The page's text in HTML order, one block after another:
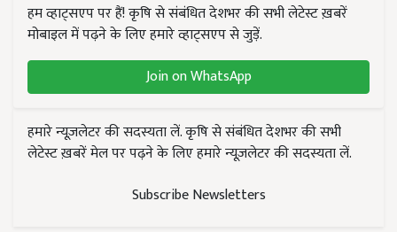
हम व्हाट्सएप पर हैं! कृषि से संबंधित देशभर की सभी लेटेस्ट ख़बरें
मोबाइल में पढ़ने के लिए हमारे व्हाट्सएप से जुड़ें.
Join on WhatsApp
हमारे न्यूज़लेटर की सदस्यता लें. कृषि से संबंधित देशभर की सभी
लेटेस्ट ख़बरें मेल पर पढ़ने के लिए हमारे न्यूज़लेटर की सदस्यता लें.
Subscribe Newsletters